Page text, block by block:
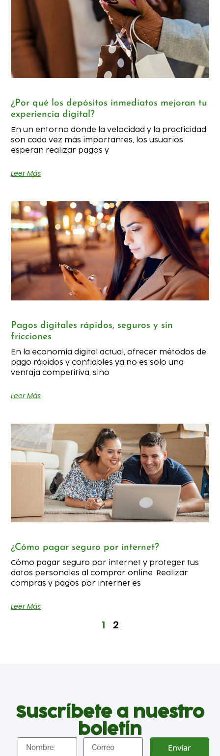
¿Por qué los depósitos inmediatos mejoran tu
experiencia digital?
En un entorno donde la velocidad y la practicidad
son cada vez más importantes, los usuarios
esperan realizar pagos y
Leer Más
Pagos digitales rápidos, seguros y sin
fricciones
En la economía digital actual, ofrecer métodos de
pago rápidos y confiables ya no es solo una
ventaja competitiva, sino
Leer Más
¿Cómo pagar seguro por internet?
Cómo pagar seguro por internet y proteger tus
datos personales al comprar online Realizar
compras y pagos por internet es
Leer Más
1 2
Suscríbete a nuestro
boletín